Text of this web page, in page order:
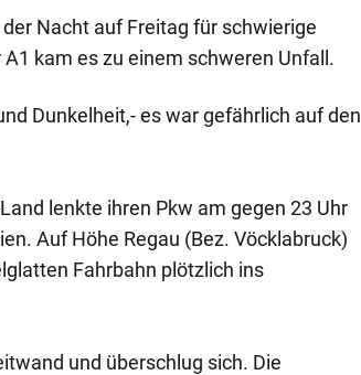
Nacht auf Freitag für schwierige
kam es zu einem schweren Unfall.
Dunkelheit,- es war gefährlich auf den
lenkte ihren Pkw am gegen 23 Uhr
Auf Höhe Regau (Bez. Vöcklabruck)
Fahrbahn plötzlich ins
und überschlug sich. Die